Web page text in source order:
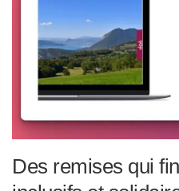
Des remises qui